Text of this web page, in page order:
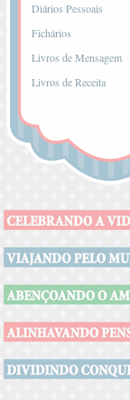
Diários Pessoais
Fichários
Livros de Mensagem
Livros de Receita